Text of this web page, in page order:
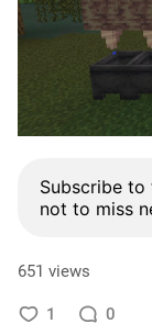
Subscribe to
not to miss
651 views
1 0